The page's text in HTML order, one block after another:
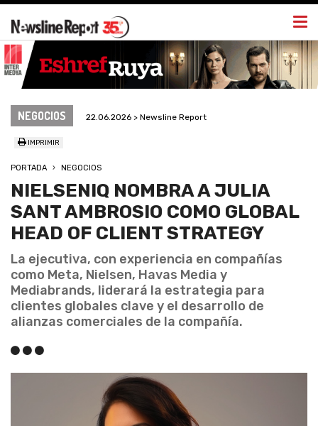
NEGOCIOS 22.06.2026 > Newsline Report
IMPRIMIR
PORTADA NEGOCIOS
NIELSENIQ NOMBRA A JULIA
SANT AMBROSIO COMO GLOBAL
HEAD OF CLIENT STRATEGY
La ejecutiva, con experiencia en compañías
como Meta, Nielsen, Havas Media y
Mediabrands, liderará la estrategia para
clientes globales clave y el desarrollo de
alianzas comerciales de la compañía.